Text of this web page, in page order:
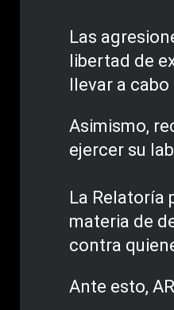
Las
libertad de
llevar a
Asimismo,
ejercer su
La Relatoría
materia de
contra
Ante esto,